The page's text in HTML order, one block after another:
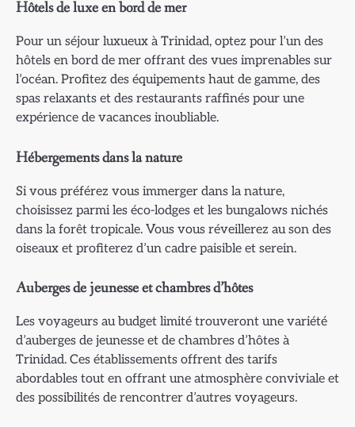
Hôtels de luxe en bord de mer
Pour un séjour luxueux à Trinidad, optez pour l’un des
hôtels en bord de mer offrant des vues imprenables sur
l’océan. Profitez des équipements haut de gamme, des
spas relaxants et des restaurants raffinés pour une
expérience de vacances inoubliable.
Hébergements dans la nature
Si vous préférez vous immerger dans la nature,
choisissez parmi les éco-lodges et les bungalows nichés
dans la forêt tropicale. Vous vous réveillerez au son des
oiseaux et profiterez d’un cadre paisible et serein.
Auberges de jeunesse et chambres d’hôtes
Les voyageurs au budget limité trouveront une variété
d’auberges de jeunesse et de chambres d’hôtes à
Trinidad. Ces établissements offrent des tarifs
abordables tout en offrant une atmosphère conviviale et
des possibilités de rencontrer d’autres voyageurs.